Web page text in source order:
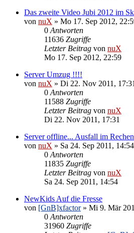
Das zweite Video Jubi 2012 im
von nuX » Mo 17. Sep 2012,
0 Antworten
11636 Zugriffe
Letzter Beitrag von nuX
Mo 17. Sep 2012, 22:59
Server Umzug !!!!
von nuX » Di 22. Nov 2011, 17:31
0 Antworten
11588 Zugriffe
Letzter Beitrag von nuX
Di 22. Nov 2011, 17:31
Server offline... Ausfall im
von nuX » Sa 24. Sep 2011, 14:54
0 Antworten
11835 Zugriffe
Letzter Beitrag von nuX
Sa 24. Sep 2011, 14:54
NewKids Auf die Fresse
von [GnB]xfactor» Mi 9. Mär
0 Antworten
31960 Zugriffe